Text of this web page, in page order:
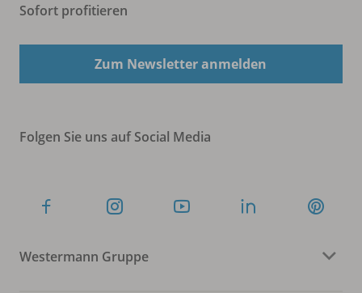
Sofort profitieren
Zum Newsletter anmelden
Folgen Sie uns auf Social Media
Westermann Gruppe